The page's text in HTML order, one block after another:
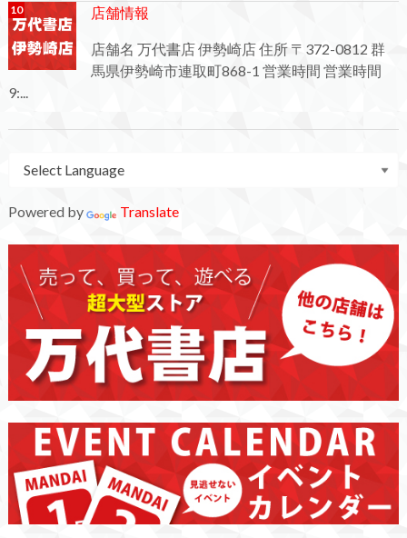
店舗情報
店舗名 万代書店 伊勢崎店 住所 〒372-0812 群
馬県伊勢崎市連取町868-1 営業時間 営業時間
9:...
Powered by Translate